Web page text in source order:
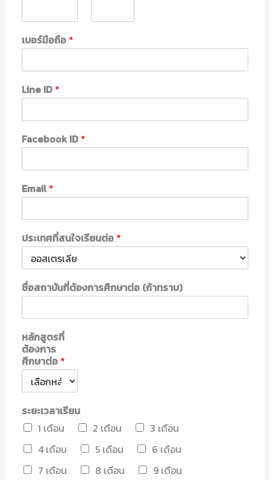
เบอร์มือถือ *
Line ID *
Facebook ID *
Email *
ประเทศที่สนใจเรียนต่อ *
ชื่อสถาบันที่ต้องการศึกษาต่อ (ถ้าทราบ)
หลักสูตรที่
ต้องการ
ศึกษาต่อ *
ระยะเวลาเรียน
1 เดือน
2 เดือน
3 เดือน
4 เดือน
5 เดือน
6 เดือน
7 เดือน
8 เดือน
9 เดือน